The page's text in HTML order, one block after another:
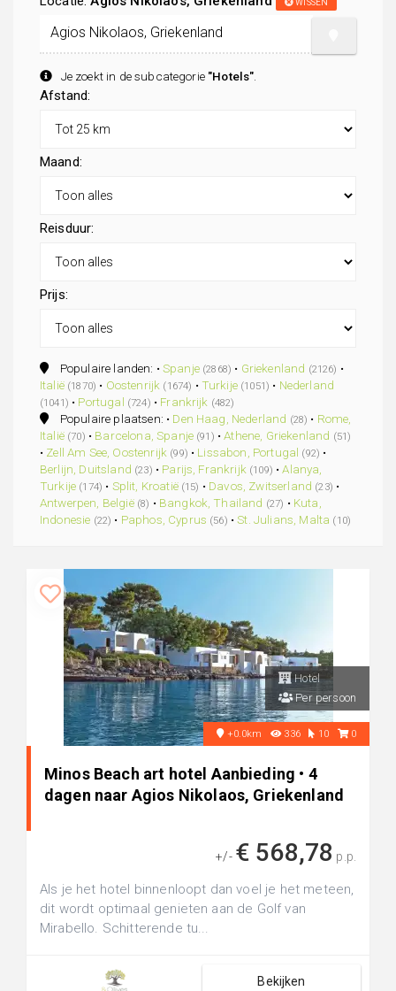
Je zoekt in de subcategorie "Hotels"
Afstand:
Maand:
Reisduur:
Prijs:
Populaire landen: •Spanje (2868) • Griekenland (2126) •
Italië (1870) • Oostenrijk (1674) • Turkije (1051) • Nederland
(1041) • Portugal (724) • Frankrijk (482)
Populaire plaatsen: • Den Haag, Nederland (28) • Rome,
Italië (70) • Barcelona, Spanje (91) •Athene, Griekenland (51)
• Zell Am See, Oostenrijk (99) • Lissabon, Portugal (92) •
Berlijn, Duitsland (23) • Parijs, Frankrijk (109) •Alanya,
Turkije (174) • Split, Kroatië (15) • Davos, Zwitserland (23) •
Antwerpen, België (8) • Bangkok, Thailand (27) • Kuta,
Indonesie (22) • Paphos, Cyprus (56) •St. Julians, Malta (10)
Hotel
Per persoon
+0.0km 336 10 0
Minos Beach art hotel Aanbieding • 4
dagen naar Agios Nikolaos, Griekenland
+/- € 568,78 p.p.
Als je het hotel binnenloopt dan voel je het meteen,
dit wordt optimaal genieten aan de Golf van
Mirabello. Schitterende tu...
Bekijken